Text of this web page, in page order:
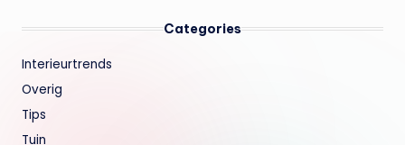
Categories
Interieurtrends
Overig
Tips
Tuin